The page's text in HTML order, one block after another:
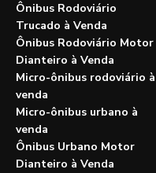
Ônibus Rodoviário
Trucado à Venda
Ônibus Rodoviário Motor
Dianteiro à Venda
Micro-ônibus rodoviário à
venda
Micro-ônibus urbano à
venda
Ônibus Urbano Motor
Dianteiro à Venda